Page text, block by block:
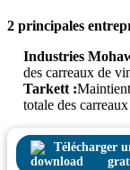
2 principales
Industries
des carreaux de
Tarkett :
totale des
Télécharger